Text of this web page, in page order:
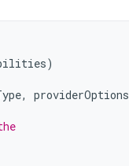
)
, providerOptions